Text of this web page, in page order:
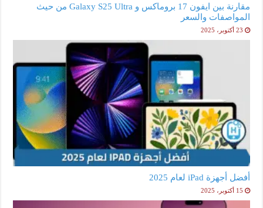
مقارنة بين ايفون 17 بروماكس و Galaxy S25 Ultra من حيث
المواصفات والسعر
23 أكتوبر، 2025
أفضل أجهزة iPad لعام 2025
15 أكتوبر، 2025